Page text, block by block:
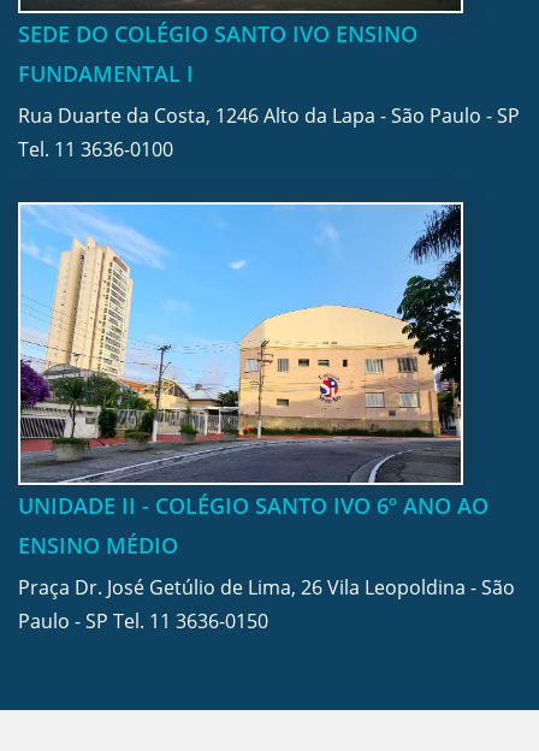
SEDE DO COLÉGIO SANTO IVO ENSINO
FUNDAMENTAL I
Rua Duarte da Costa, 1246 Alto da Lapa - São Paulo - SP
Tel. 11 3636-0100
UNIDADE II - COLÉGIO SANTO IVO 6º ANO AO
ENSINO MÉDIO
Praça Dr. José Getúlio de Lima, 26 Vila Leopoldina - São
Paulo - SP Tel. 11 3636-0150